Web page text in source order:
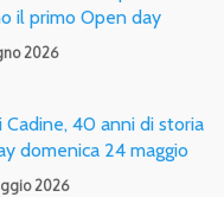
il primo Open day
2026
40 anni di storia
domenica 24 maggio
2026